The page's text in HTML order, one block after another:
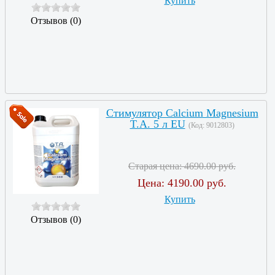
Отзывов (0)
Отзывов (0)
Стимулятор Calcium Magnesium
T.A. 5 л EU (Код: 9012803)
Старая цена:4690.00 руб.
Цена: 4190.00 руб.
Купить